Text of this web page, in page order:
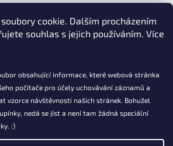
cookie. Dalším procházením
souhlas s jejich používáním. Více
obsahující informace, které webová stránka
počítače pro účely uchovávání záznamů a
vzorce návštěvnosti našich stránek. Bohužel
nedá se jíst a není tam žádná speciální
:)